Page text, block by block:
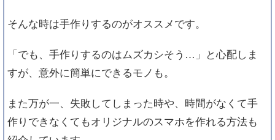
そんな時は手作りするのがオススメです。
「でも、手作りするのはムズカシそう…」と心配しま
すが、意外に簡単にできるモノも。
また万が一、失敗してしまった時や、時間がなくて手
作りできなくてもオリジナルのスマホを作れる方法も